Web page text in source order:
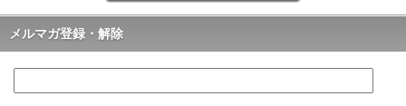
メルマガ登録・解除